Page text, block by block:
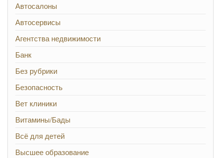
Автосалоны
Автосервисы
Агентства недвижимости
Банк
Без рубрики
Безопасность
Вет клиники
Витамины/Бады
Всё для детей
Высшее образование